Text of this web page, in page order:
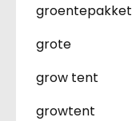
groentepakket
grote
grow tent
growtent